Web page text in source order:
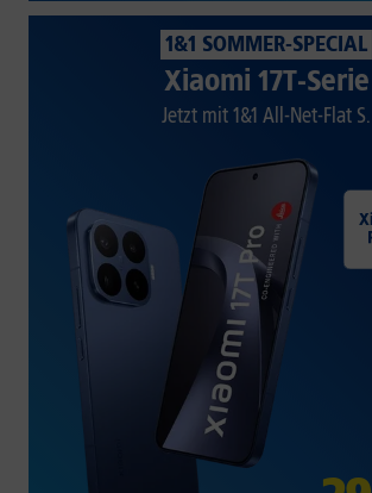
1&1 SOMMER-SPECIAL
Xiaomi 17T-Serie
Jetzt mit 1&1 All-Net-Flat S.